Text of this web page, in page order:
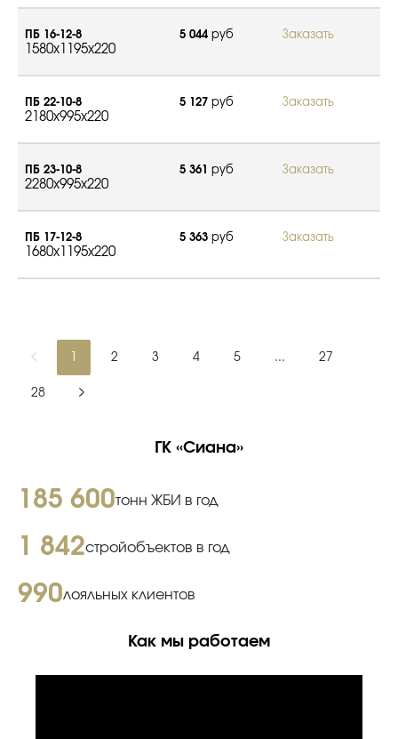
ПБ 16-12-8
1580x1195x220
5 044 руб Заказать
ПБ 22-10-8
2180x995x220
5 127 руб Заказать
ПБ 23-10-8
2280x995x220
5 361 руб Заказать
ПБ 17-12-8
1680x1195x220
5 363 руб Заказать
2 3 4 5 ... 27
28
ГК «Сиана»
185 600тонн ЖБИ в год
1 842стройобъектов в год
990лояльных клиентов
Как мы работаем